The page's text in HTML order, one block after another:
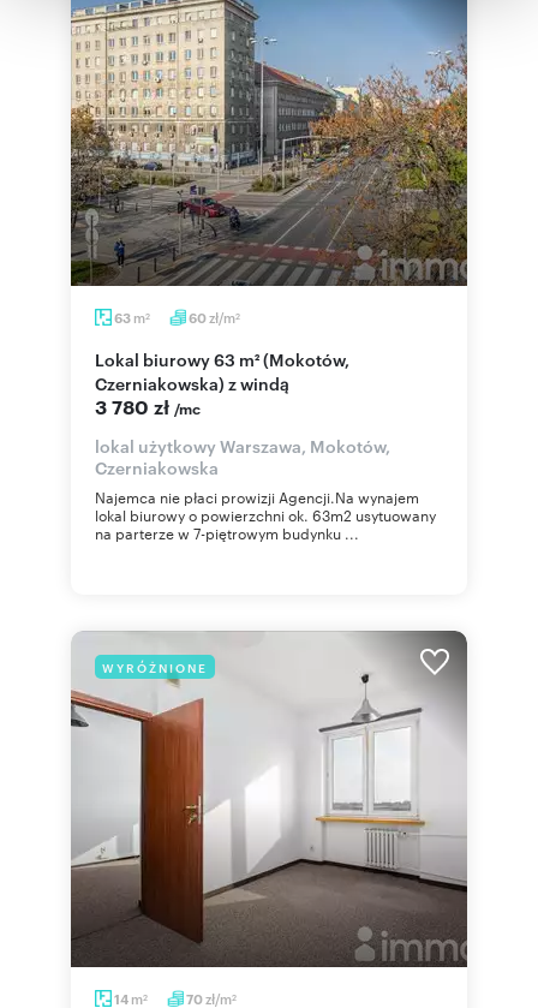
korzystania z ich usług.
63 m2 60zł/m2
Lokal biurowy 63 m² (Mokotów,
Czerniakowska) z windą
3 780 zł /mc
lokal użytkowy Warszawa, Mokotów,
Czerniakowska
Najemca nie płaci prowizji Agencji.Na wynajem
lokal biurowy o powierzchni ok. 63m2 usytuowany
na parterze w 7-piętrowym budynku ...
WYRÓŻNIONE
14 m2 70zł/m2